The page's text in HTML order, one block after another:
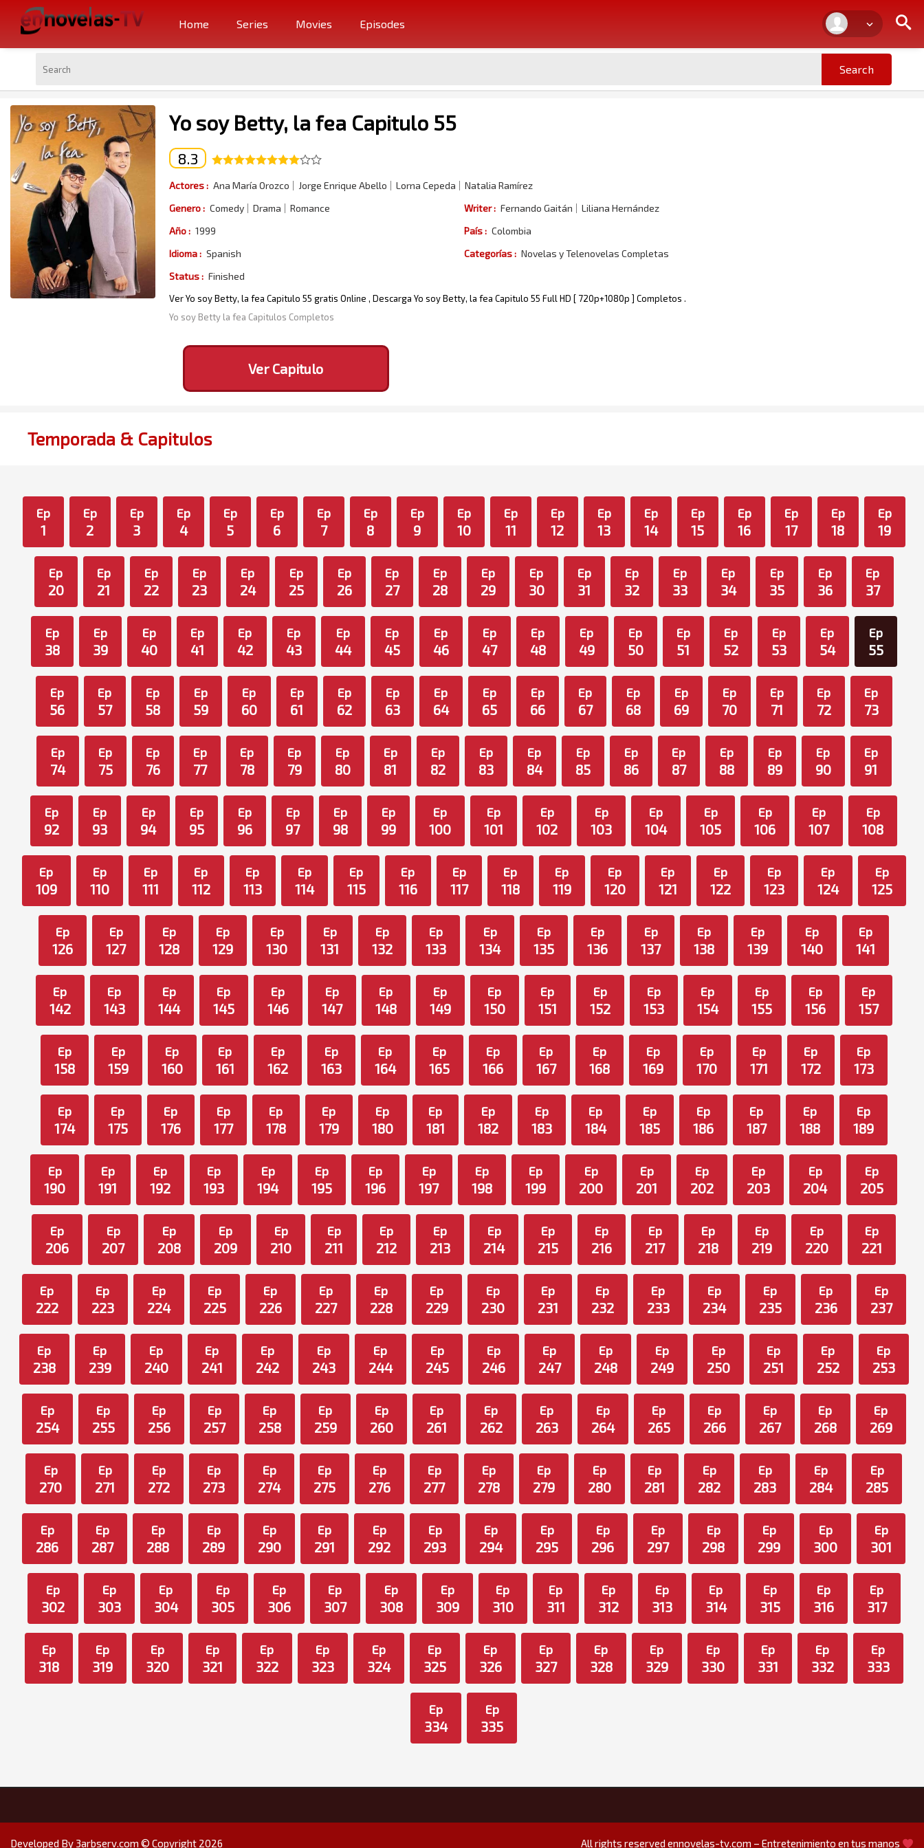
Home Series Movies Episodes
Yo soy Betty, la fea Capitulo 55
8.3
Actores : Ana María Orozco Jorge Enrique Abello Lorna Cepeda
Natalia Ramírez
Genero : Comedy Drama Romance Writer : Fernando Gaitán
Liliana Hernández
Año : 1999 País : Colombia
Idioma : Spanish Categorías : Novelas y Telenovelas Completas
Status : Finished
Ver Yo soy Betty, la fea Capitulo 55 gratis Online , Descarga Yo soy Betty, la fea Capitulo 55 Full HD [ 720p+1080p ] Completos .
Yo soy Betty la fea Capitulos Completos
Ver Capitulo
Temporada & Capitulos
Ep
1
Ep
2
Ep
3
Ep
4
Ep
5
Ep
6
Ep
7
Ep
8
Ep
9
Ep
10
Ep
11
Ep
12
Ep
13
Ep
14
Ep
15
Ep
16
Ep
17
Ep
18
Ep
19
Ep
20
Ep
21
Ep
22
Ep
23
Ep
24
Ep
25
Ep
26
Ep
27
Ep
28
Ep
29
Ep
30
Ep
31
Ep
32
Ep
33
Ep
34
Ep
35
Ep
36
Ep
37
Ep
38
Ep
39
Ep
40
Ep
41
Ep
42
Ep
43
Ep
44
Ep
45
Ep
46
Ep
47
Ep
48
Ep
49
Ep
50
Ep
51
Ep
52
Ep
53
Ep
54
Ep
55
Ep
56
Ep
57
Ep
58
Ep
59
Ep
60
Ep
61
Ep
62
Ep
63
Ep
64
Ep
65
Ep
66
Ep
67
Ep
68
Ep
69
Ep
70
Ep
71
Ep
72
Ep
73
Ep
74
Ep
75
Ep
76
Ep
77
Ep
78
Ep
79
Ep
80
Ep
81
Ep
82
Ep
83
Ep
84
Ep
85
Ep
86
Ep
87
Ep
88
Ep
89
Ep
90
Ep
91
Ep
92
Ep
93
Ep
94
Ep
95
Ep
96
Ep
97
Ep
98
Ep
99
Ep
100
Ep
101
Ep
102
Ep
103
Ep
104
Ep
105
Ep
106
Ep
107
Ep
108
Ep
109
Ep
110
Ep
111
Ep
112
Ep
113
Ep
114
Ep
115
Ep
116
Ep
117
Ep
118
Ep
119
Ep
120
Ep
121
Ep
122
Ep
123
Ep
124
Ep
125
Ep
126
Ep
127
Ep
128
Ep
129
Ep
130
Ep
131
Ep
132
Ep
133
Ep
134
Ep
135
Ep
136
Ep
137
Ep
138
Ep
139
Ep
140
Ep
141
Ep
142
Ep
143
Ep
144
Ep
145
Ep
146
Ep
147
Ep
148
Ep
149
Ep
150
Ep
151
Ep
152
Ep
153
Ep
154
Ep
155
Ep
156
Ep
157
Ep
158
Ep
159
Ep
160
Ep
161
Ep
162
Ep
163
Ep
164
Ep
165
Ep
166
Ep
167
Ep
168
Ep
169
Ep
170
Ep
171
Ep
172
Ep
173
Ep
174
Ep
175
Ep
176
Ep
177
Ep
178
Ep
179
Ep
180
Ep
181
Ep
182
Ep
183
Ep
184
Ep
185
Ep
186
Ep
187
Ep
188
Ep
189
Ep
190
Ep
191
Ep
192
Ep
193
Ep
194
Ep
195
Ep
196
Ep
197
Ep
198
Ep
199
Ep
200
Ep
201
Ep
202
Ep
203
Ep
204
Ep
205
Ep
206
Ep
207
Ep
208
Ep
209
Ep
210
Ep
211
Ep
212
Ep
213
Ep
214
Ep
215
Ep
216
Ep
217
Ep
218
Ep
219
Ep
220
Ep
221
Ep
222
Ep
223
Ep
224
Ep
225
Ep
226
Ep
227
Ep
228
Ep
229
Ep
230
Ep
231
Ep
232
Ep
233
Ep
234
Ep
235
Ep
236
Ep
237
Ep
238
Ep
239
Ep
240
Ep
241
Ep
242
Ep
243
Ep
244
Ep
245
Ep
246
Ep
247
Ep
248
Ep
249
Ep
250
Ep
251
Ep
252
Ep
253
Ep
254
Ep
255
Ep
256
Ep
257
Ep
258
Ep
259
Ep
260
Ep
261
Ep
262
Ep
263
Ep
264
Ep
265
Ep
266
Ep
267
Ep
268
Ep
269
Ep
270
Ep
271
Ep
272
Ep
273
Ep
274
Ep
275
Ep
276
Ep
277
Ep
278
Ep
279
Ep
280
Ep
281
Ep
282
Ep
283
Ep
284
Ep
285
Ep
286
Ep
287
Ep
288
Ep
289
Ep
290
Ep
291
Ep
292
Ep
293
Ep
294
Ep
295
Ep
296
Ep
297
Ep
298
Ep
299
Ep
300
Ep
301
Ep
302
Ep
303
Ep
304
Ep
305
Ep
306
Ep
307
Ep
308
Ep
309
Ep
310
Ep
311
Ep
312
Ep
313
Ep
314
Ep
315
Ep
316
Ep
317
Ep
318
Ep
319
Ep
320
Ep
321
Ep
322
Ep
323
Ep
324
Ep
325
Ep
326
Ep
327
Ep
328
Ep
329
Ep
330
Ep
331
Ep
332
Ep
333
Ep
334
Ep
335
All rights reserved ennovelas-tv.com – Entretenimiento en tus manos
Developed By 3arbserv.com © Copyright 2026